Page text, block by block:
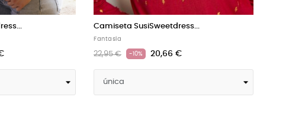
Camiseta SusiSweetdress...
Fantasía
22,95 € -10% 20,66 €